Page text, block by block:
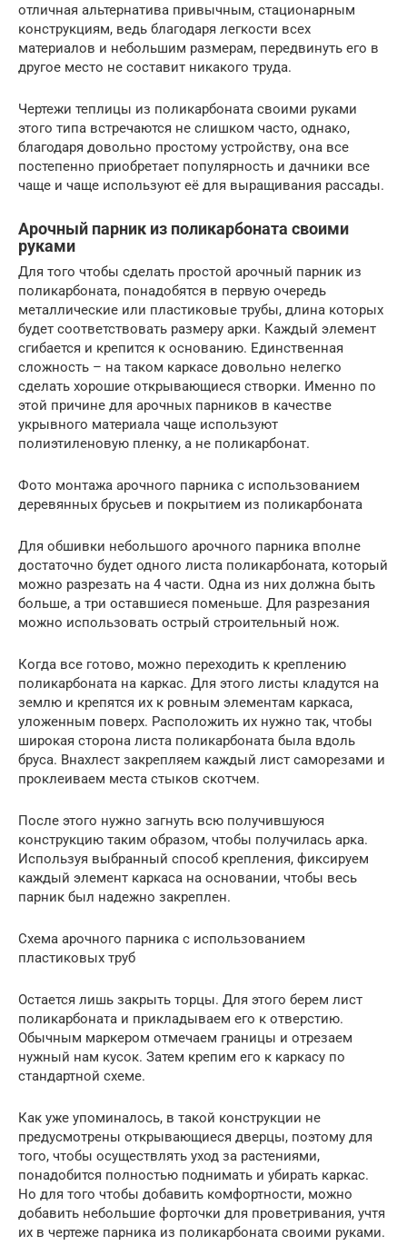
отличная альтернатива привычным, стационарным
конструкциям, ведь благодаря легкости всех
материалов и небольшим размерам, передвинуть его в
другое место не составит никакого труда.
Чертежи теплицы из поликарбоната своими руками
этого типа встречаются не слишком часто, однако,
благодаря довольно простому устройству, она все
постепенно приобретает популярность и дачники все
чаще и чаще используют её для выращивания рассады.
Арочный парник из поликарбоната своими
руками
Для того чтобы сделать простой арочный парник из
поликарбоната, понадобятся в первую очередь
металлические или пластиковые трубы, длина которых
будет соответствовать размеру арки. Каждый элемент
сгибается и крепится к основанию. Единственная
сложность – на таком каркасе довольно нелегко
сделать хорошие открывающиеся створки. Именно по
этой причине для арочных парников в качестве
укрывного материала чаще используют
полиэтиленовую пленку, а не поликарбонат.
Фото монтажа арочного парника с использованием
деревянных брусьев и покрытием из поликарбоната
Для обшивки небольшого арочного парника вполне
достаточно будет одного листа поликарбоната, который
можно разрезать на 4 части. Одна из них должна быть
больше, а три оставшиеся поменьше. Для разрезания
можно использовать острый строительный нож.
Когда все готово, можно переходить к креплению
поликарбоната на каркас. Для этого листы кладутся на
землю и крепятся их к ровным элементам каркаса,
уложенным поверх. Расположить их нужно так, чтобы
широкая сторона листа поликарбоната была вдоль
бруса. Внахлест закрепляем каждый лист саморезами и
проклеиваем места стыков скотчем.
После этого нужно загнуть всю получившуюся
конструкцию таким образом, чтобы получилась арка.
Используя выбранный способ крепления, фиксируем
каждый элемент каркаса на основании, чтобы весь
парник был надежно закреплен.
Схема арочного парника с использованием
пластиковых труб
Остается лишь закрыть торцы. Для этого берем лист
поликарбоната и прикладываем его к отверстию.
Обычным маркером отмечаем границы и отрезаем
нужный нам кусок. Затем крепим его к каркасу по
стандартной схеме.
Как уже упоминалось, в такой конструкции не
предусмотрены открывающиеся дверцы, поэтому для
того, чтобы осуществлять уход за растениями,
понадобится полностью поднимать и убирать каркас.
Но для того чтобы добавить комфортности, можно
добавить небольшие форточки для проветривания, учтя
их в чертеже парника из поликарбоната своими руками.